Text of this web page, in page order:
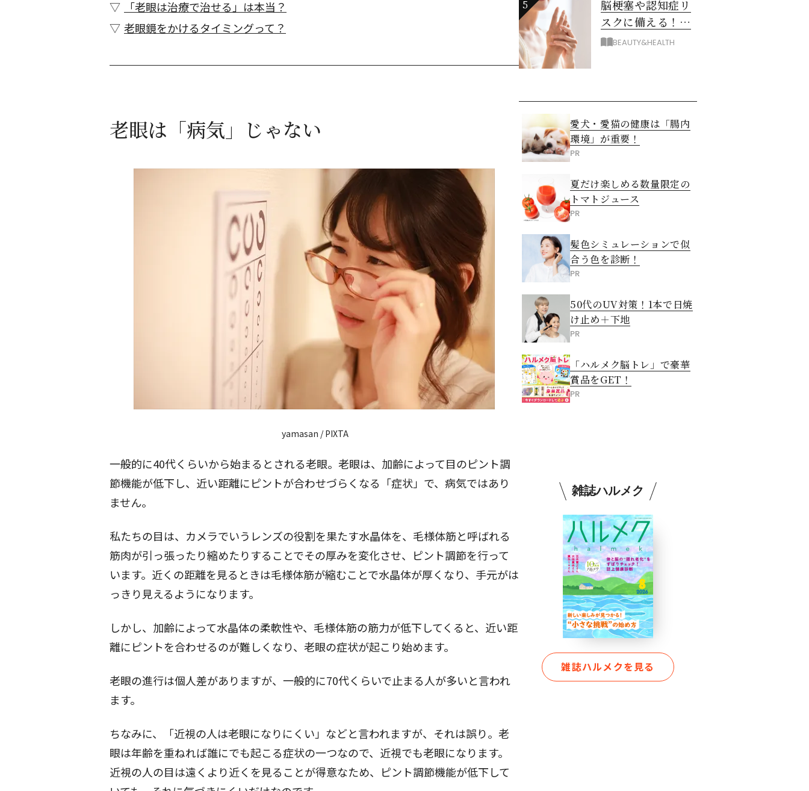
「老眼は治療で治せる」は本当？
老眼鏡をかけるタイミングって？
老眼は「病気」じゃない
yamasan / PIXTA
一般的に40代くらいから始まるとされる老眼。老眼は、加齢によって目のピント調
節機能が低下し、近い距離にピントが合わせづらくなる「症状」で、病気ではあり
ません。
私たちの目は、カメラでいうレンズの役割を果たす水晶体を、毛様体筋と呼ばれる
筋肉が引っ張ったり縮めたりすることでその厚みを変化させ、ピント調節を行って
います。近くの距離を見るときは毛様体筋が縮むことで水晶体が厚くなり、手元がは
っきり見えるようになります。
しかし、加齢によって水晶体の柔軟性や、毛様体筋の筋力が低下してくると、近い距
離にピントを合わせるのが難しくなり、老眼の症状が起こり始めます。
老眼の進行は個人差がありますが、一般的に70代くらいで止まる人が多いと言われ
ます。
ちなみに、「近視の人は老眼になりにくい」などと言われますが、それは誤り。老
眼は年齢を重ねれば誰にでも起こる症状の一つなので、近視でも老眼になります。
近視の人の目は遠くより近くを見ることが得意なため、ピント調節機能が低下して
5
脳梗塞や認知症リ
スクに備える！ゴ
ースト血管を復活
BEAUTY&HEALTH
愛犬・愛猫の健康は「腸内
環境」が重要！
PR
夏だけ楽しめる数量限定の
トマトジュース
PR
髪色シミュレーションで似
合う色を診断！
PR
50代のUV対策！1本で日焼
け止め＋下地
PR
「ハルメク脳トレ」で豪華
賞品をGET！
PR
雑誌ハルメク
雑誌ハルメクを見る